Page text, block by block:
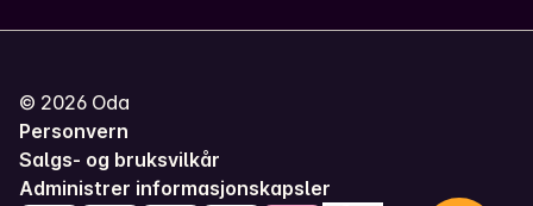
© 2026 Oda
Personvern
Salgs- og bruksvilkår
Administrer informasjonskapsler